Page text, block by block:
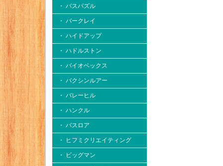
・ バスパズル
・ バークレイ
・ ハイドアップ
・ ハドルストン
・ バイオベックス
・ バクシンルアー
・ バレーヒル
・ ハンクル
・ バスロア
・ ヒフミクリエイティング
・ ビッグマン